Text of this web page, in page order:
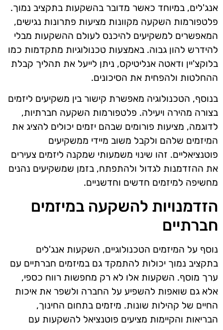
אנג'לים, במיוחד כאשר מדובר בהשקעות בתקציב נמוך.
פלטפורמות השקעה מקוונות מציעות פתרונות נגישים,
המאפשרים למשקיעים להיכנס לעולם ההשקעות מבלי
להידרש להון גבוה. באמצעות טכנולוגיות מתקדמות כמו
בלוקצ'יין ודאטה אנליטיקס, ניתן לייעל את תהליך קבלת
ההחלטות ולהפחית את הסיכונים.
בנוסף, הטכנולוגיה מאפשרת קישור בין משקיעים ליזמים
בצורה מהירה ויעילה. פלטפורמות השקעה חברתיות,
לדוגמה, מציעות פורומים שבהם יזמים יכולים להציג את
המיזמים שלהם ולקבל משוב מיידי ממשקיעים
פוטנציאליים. זהו שינוי משמעותי שמקנה ליזמים צעירים
את ההזדמנות לגדול ולהתפתח, בזמן שמשקיעים נהנים
מחשיפה למיזמים חדשים וחדשניים.
הזדמנויות להשקעה במיזמים
חברתיים
נוסף על המיזמים הטכנולוגיים, השקעות אנג'לים
בתקציב נמוך יכולות להתמקד גם במיזמים חברתיים עם
ערך מוסף. השקעות אלו לא רק מחפשות רווח כספי,
אלא גם שואפות להשפיע על החברה ולשפר את איכות
החיים של קהילות שונות. מיזמים בתחום החינוך,
הבריאות והקיימות מציעים פוטנציאל להשקעות עם